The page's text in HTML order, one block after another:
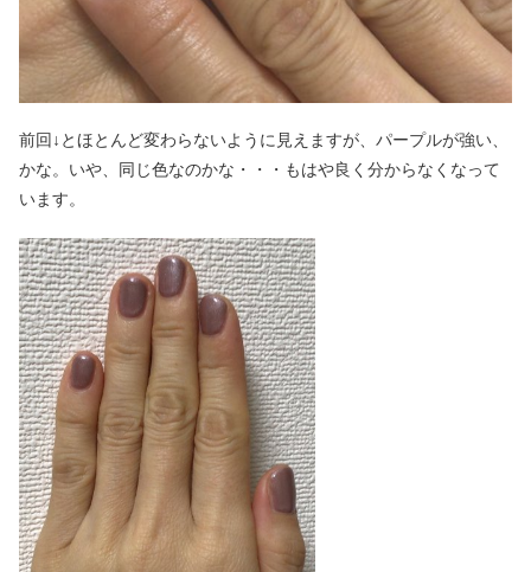
前回↓とほとんど変わらないように見えますが、パープルが強い、
かな。いや、同じ色なのかな・・・もはや良く分からなくなって
います。